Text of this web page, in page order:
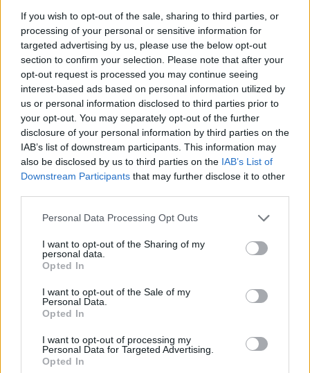
If you wish to opt-out of the sale, sharing to third parties, or
processing of your personal or sensitive information for
targeted advertising by us, please use the below opt-out
section to confirm your selection. Please note that after your
opt-out request is processed you may continue seeing
interest-based ads based on personal information utilized by
us or personal information disclosed to third parties prior to
your opt-out. You may separately opt-out of the further
disclosure of your personal information by third parties on the
IAB’s list of downstream participants. This information may
also be disclosed by us to third parties on the IAB’s List of
Downstream Participants that may further disclose it to other
Personal Data Processing Opt Outs
I want to opt-out of the Sharing of my
personal data.
Opted In
I want to opt-out of the Sale of my
Personal Data.
Opted In
I want to opt-out of processing my
Personal Data for Targeted Advertising.
Opted In
šviežių petražolių ar kitų mėgstamų žolelių.
Įkaitinkite orkaitę iki 180 laipsnių. Mažame
puode ištirpinkite sviestą, pakepinkite
česnaką. Sudėkite miltus, druską ir pipirus,
išmaišykite. Toliau maišydami pilkite pieną,
kol tekstūra taps kreminė ir padažas užvirs.
Supjaustykite bulves plonais griežinėliais ir
sudėkite į kepimo indą. Ant bulvių užpilkite
pagamintą padažą, viršų pabarstykite
bulvės taps minkštos.
„Iškepusias bulves serviruokite tame
pačiame inde, apibarstykite jas petražolėmis
ar kitomis šviežiomis žolelėmis ir patiekite
vienas ar kaip garnyrą – jos puikiai tiks prie